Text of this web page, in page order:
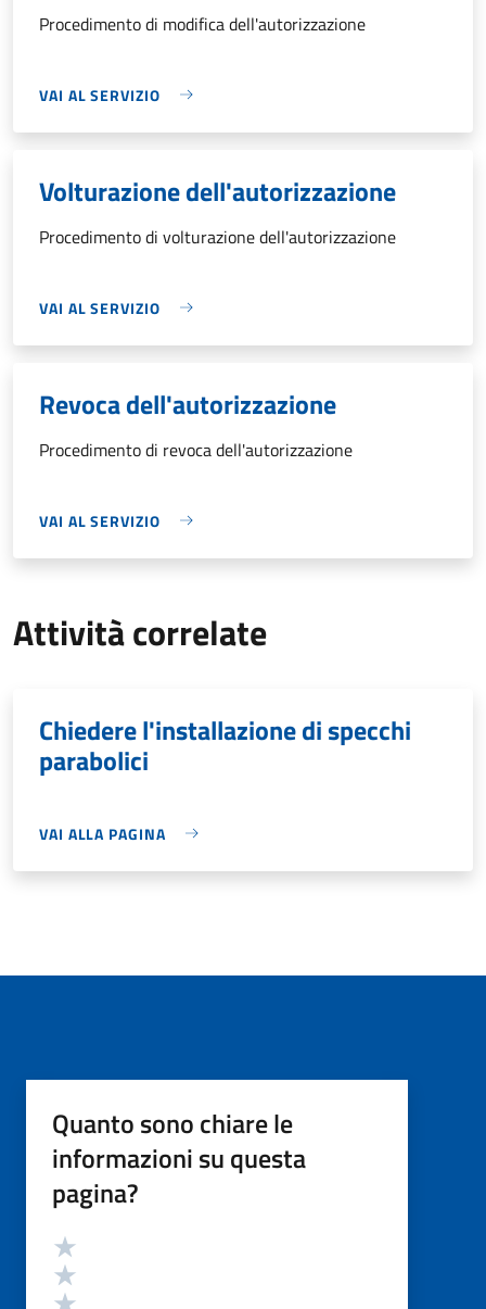
Procedimento di modifica dell'autorizzazione
VAI AL SERVIZIO
Volturazione dell'autorizzazione
Procedimento di volturazione dell'autorizzazione
VAI AL SERVIZIO
Revoca dell'autorizzazione
Procedimento di revoca dell'autorizzazione
VAI AL SERVIZIO
Attività correlate
Chiedere l'installazione di specchi
parabolici
VAI ALLA PAGINA
Quanto sono chiare le
informazioni su questa
pagina?
Valutazione